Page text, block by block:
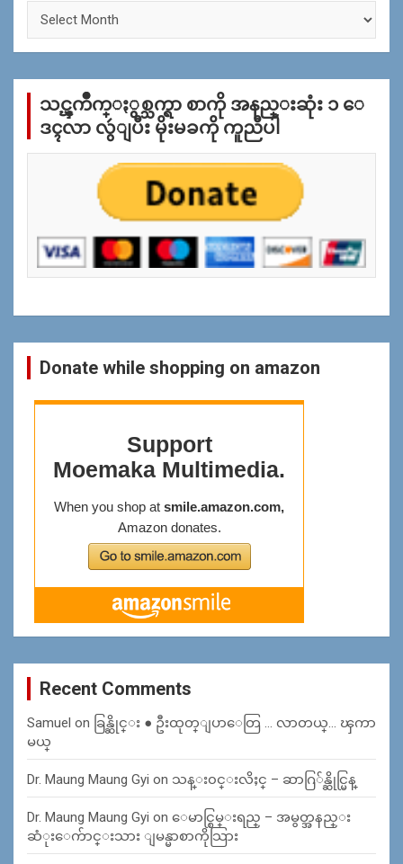
က္
န္
သင္ၾကိဳက္ႏွစ္သက္ရာ စာကို အနည္းဆုံး ၁ ေ
ဒၚလာ လွဴျပီး မိုးမခကို ကူညီပါ
Donate while shopping on amazon
Recent Comments
Samuel on ခြန္ဆိုင္း ● ဦးထုတ္ျပာေတြ … လာတယ္… ၾကာ
မယ္
Dr. Maung Maung Gyi on သန္း၀င္းလိႈင္ – ဆာဂြ်န္ဆိုင္မြန္
Dr. Maung Maung Gyi on ေမာင္စြမ္းရည္ – အမွတ္အနည္း
ဆံုးေက်ာင္းသား ျမန္မာစာကိုသြား